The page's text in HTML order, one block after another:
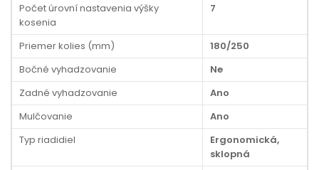
Počet úrovní nastavenia výšky
kosenia
7
Priemer kolies (mm)
180/250
Bočné vyhadzovanie
Ne
Zadné vyhadzovanie
Ano
Mulčovanie
Ano
Typ riadidiel
Ergonomická,
sklopná